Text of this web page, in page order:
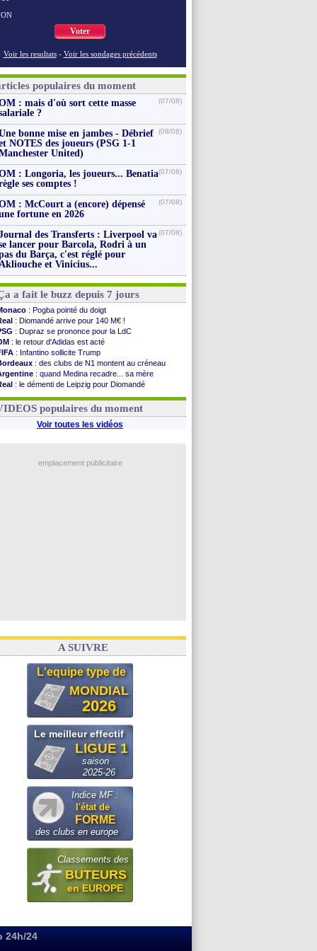
Voter
Voir les resultats - Voir les sondages précédents
populaires du moment
: mais d'où sort cette masse
?
(07/08)
bonne mise en jambes - Débrief
NOTES des joueurs (PSG 1-1
United)
(08/08)
: Longoria, les joueurs... Benatia
ses comptes !
(07/08)
: McCourt a (encore) dépensé
fortune en 2026
(07/08)
des Transferts : Liverpool va
lancer pour Barcola, Rodri à un
du Barça, c'est réglé pour
et Vinicius...
(07/08)
a fait le buzz depuis 7 jours
: Pogba pointé du doigt
: Diomandé arrive pour 140 M€ !
: Dupraz se prononce pour la LdC
: le retour d'Adidas est acté
: Infantino sollicite Trump
: des clubs de N1 montent au créneau
: quand Medina recadre... sa mère
: le démenti de Leipzig pour Diomandé
: Paixão attire un 2e club anglais
populaires du moment
Voir toutes les vidéos
emplacement publicitaire
A SUIVRE
L'equipe type de
MONDIAL
2026
Le meilleur effectif
LIGUE 1
saison
2025-26
Indice MF :
l'état de
FORME
des clubs en europe
Classements des
BUTEURS
en EUROPE
24h/24